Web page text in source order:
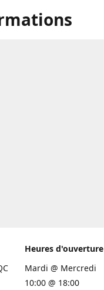
Heures d'ouverture
Mardi @ Mercredi
10:00 @ 18:00